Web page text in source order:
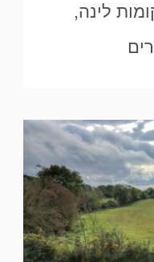
לינה,